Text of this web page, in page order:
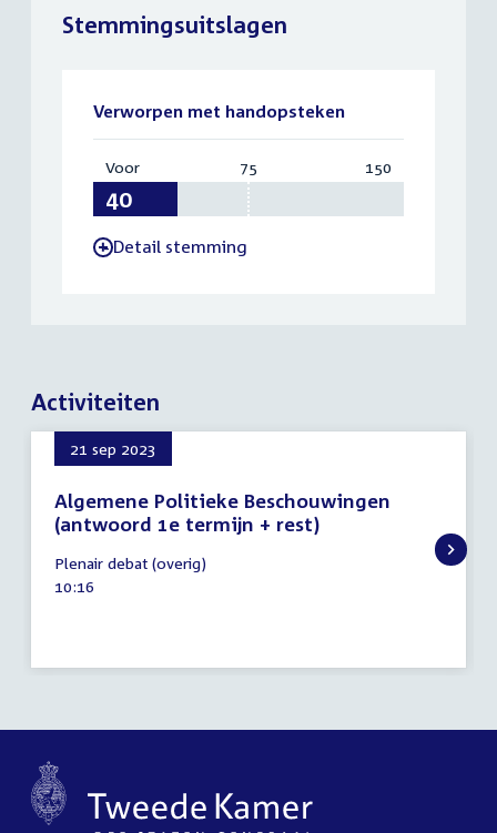
Stemmingsuitslagen
Verworpen met handopsteken
Voor:
75 150
-Detail stemming
Activiteiten
21 sep 2023
Algemene Politieke Beschouwingen
(antwoord 1e termijn + rest)
september
2023
Plenair debat (overig)
Tijd
10:16